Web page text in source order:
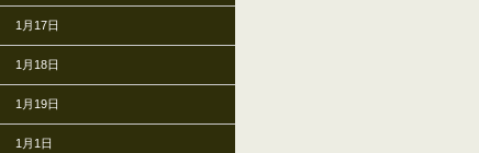
1月17日
1月18日
1月19日
1月1日